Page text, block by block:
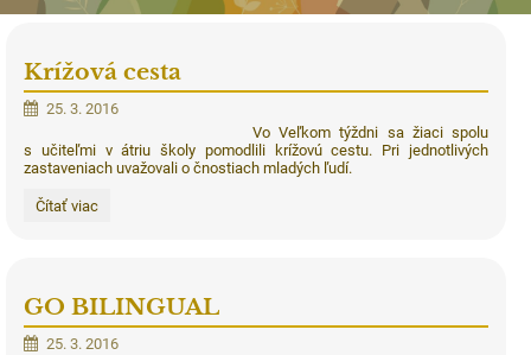
Krížová cesta
25. 3. 2016
Vo Veľkom týždni sa žiaci spolu
s učiteľmi v átriu školy pomodlili krížovú cestu. Pri jednotlivých
zastaveniach uvažovali o čnostiach mladých ľudí.
Krížová
Čítať viac
GO BILINGUAL
25. 3. 2016